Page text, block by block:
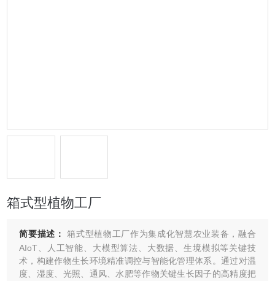
箱式型植物工厂
简要描述：
箱式型植物工厂作为集成化智慧农业装备，融合
AIoT、人工智能、大模型算法、大数据、生境模拟等关键技
术，构建作物生长环境精准调控与智能化管理体系。通过对温
度、湿度、光照、通风、水肥等作物关键生长因子的高精度把